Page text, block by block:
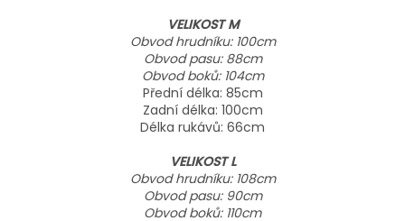
VELIKOST M
Obvod hrudníku: 100cm
Obvod pasu: 88cm
Obvod boků: 104cm
Přední délka: 85cm
Zadní délka: 100cm
Délka rukávů: 66cm
VELIKOST L
Obvod hrudníku: 108cm
Obvod pasu: 90cm
Obvod boků: 110cm